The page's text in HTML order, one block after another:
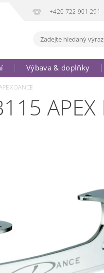
+420 722 901 291
Výbava & doplňky
DANCE
APEX